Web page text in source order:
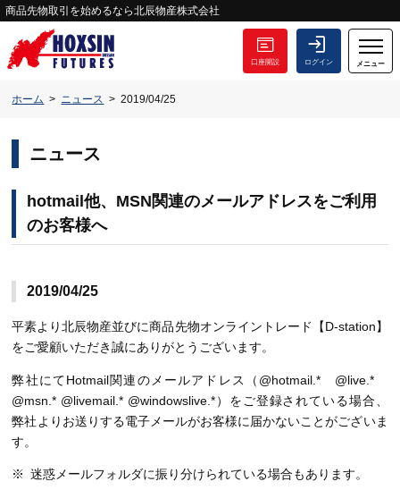
商品先物取引を始めるなら北辰物産株式会社
口座開設 ログイン メニュー
ホーム ニュース 2019/04/25
ニュース
hotmail他、MSN関連のメールアドレスをご利用
のお客様へ
2019/04/25
平素より北辰物産並びに商品先物オンライントレード【D-station】
をご愛顧いただき誠にありがとうございます。
弊社にてHotmail関連のメールアドレス（@hotmail.* @live.*
@msn.* @livemail.* @windowslive.*）をご登録されている場合、
弊社よりお送りする電子メールがお客様に届かないことがございま
す。
迷惑メールフォルダに振り分けられている場合もあります。